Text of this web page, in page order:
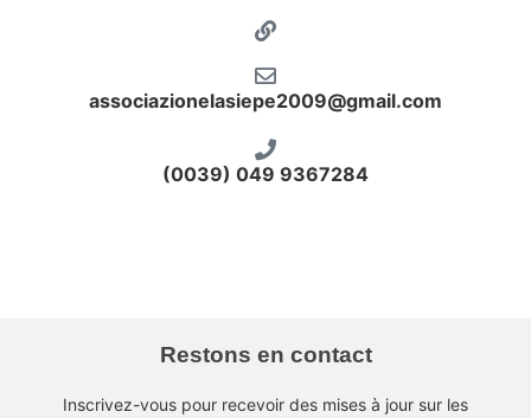
associazionelasiepe2009@gmail.com
(0039) 049 9367284
Restons en contact
Inscrivez-vous pour recevoir des mises à jour sur les